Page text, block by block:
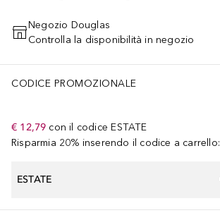
AGGIUNGI AL CARRELLO
Negozio Douglas
Controlla la disponibilità in negozio
CODICE PROMOZIONALE
€ 12,79 con il codice ESTATE
Risparmia 20% inserendo il codice a carrello:
ESTATE